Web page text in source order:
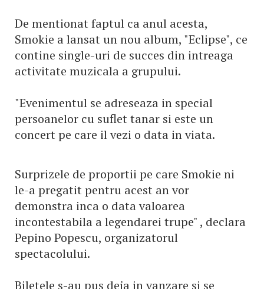
De mentionat faptul ca anul acesta,
Smokie a lansat un nou album, "Eclipse", ce
contine single-uri de succes din intreaga
activitate muzicala a grupului.
"Evenimentul se adreseaza in special
persoanelor cu suflet tanar si este un
concert pe care il vezi o data in viata.
Surprizele de proportii pe care Smokie ni
le-a pregatit pentru acest an vor
demonstra inca o data valoarea
incontestabila a legendarei trupe" , declara
Pepino Popescu, organizatorul
spectacolului.
Biletele s-au pus deja in vanzare si se